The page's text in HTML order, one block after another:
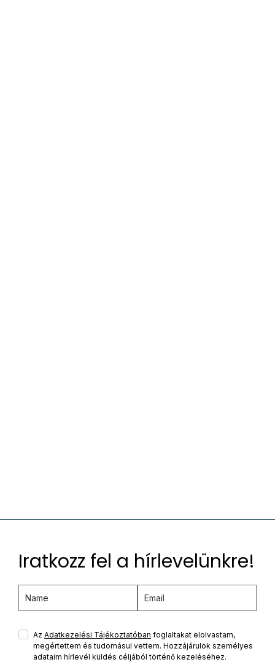
Iratkozz fel a hírlevelünkre!
Az Adatkezelési Tájékoztatóban foglaltakat elolvastam,
megértettem és tudomásul vettem. Hozzájárulok személyes
adataim hírlevél küldés céljából történő kezeléséhez.